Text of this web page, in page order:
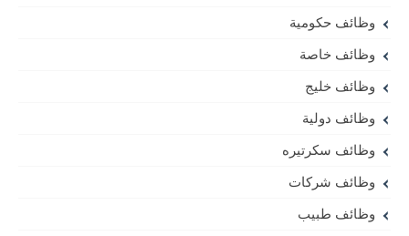
وظائف حكومية
وظائف خاصة
وظائف خليج
وظائف دولية
وظائف سكرتيره
وظائف شركات
وظائف طبيب